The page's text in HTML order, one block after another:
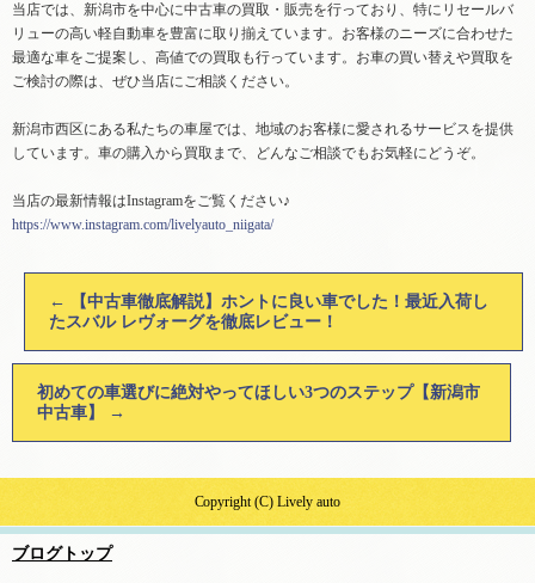
当店では、新潟市を中心に中古車の買取・販売を行っており、特にリセールバ
リューの高い軽自動車を豊富に取り揃えています。お客様のニーズに合わせた
最適な車をご提案し、高値での買取も行っています。お車の買い替えや買取を
ご検討の際は、ぜひ当店にご相談ください。
新潟市西区にある私たちの車屋では、地域のお客様に愛されるサービスを提供
しています。車の購入から買取まで、どんなご相談でもお気軽にどうぞ。
当店の最新情報はInstagramをご覧ください♪
https://www.instagram.com/livelyauto_niigata/
←
【中古車徹底解説】ホントに良い車でした！最近入荷し
たスバル レヴォーグを徹底レビュー！
初めての車選びに絶対やってほしい3つのステップ【新潟市
中古車】
→
Copyright (C) Lively auto
ブログトップ